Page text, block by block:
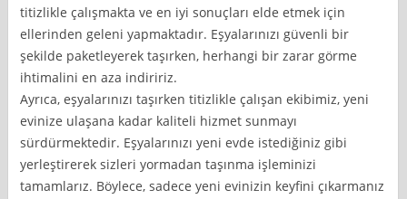
titizlikle çalışmakta ve en iyi sonuçları elde etmek için
ellerinden geleni yapmaktadır. Eşyalarınızı güvenli bir
şekilde paketleyerek taşırken, herhangi bir zarar görme
ihtimalini en aza indiririz.
Ayrıca, eşyalarınızı taşırken titizlikle çalışan ekibimiz, yeni
evinize ulaşana kadar kaliteli hizmet sunmayı
sürdürmektedir. Eşyalarınızı yeni evde istediğiniz gibi
yerleştirerek sizleri yormadan taşınma işleminizi
tamamlarız. Böylece, sadece yeni evinizin keyfini çıkarmanız